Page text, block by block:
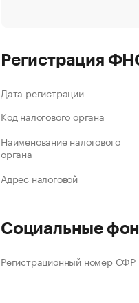
Регистрация
Дата регистрации
Код налогового органа
Наименование налогового
органа
Адрес налоговой
Социальные
Регистрационный номер СФР